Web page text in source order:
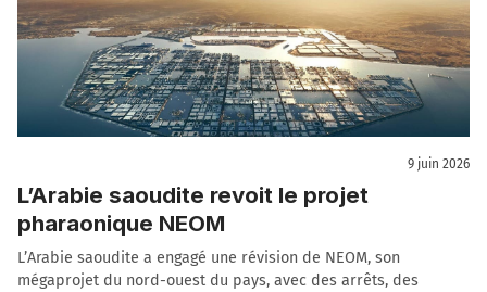
9 juin 2026
L’Arabie saoudite revoit le projet
pharaonique NEOM
L’Arabie saoudite a engagé une révision de NEOM, son
mégaprojet du nord-ouest du pays, avec des arrêts, des